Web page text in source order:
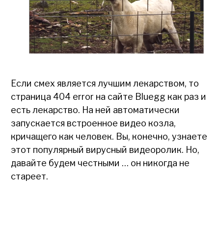
Если смех является лучшим лекарством, то
страница 404 error на сайте Bluegg как раз и
есть лекарство. На ней автоматически
запускается встроенное видео козла,
кричащего как человек. Вы, конечно, узнаете
этот популярный вирусный видеоролик. Но,
давайте будем честными … он никогда не
стареет.